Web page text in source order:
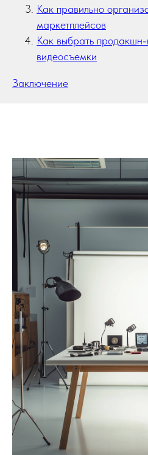
Как правильно
маркетплейсов
Как выбрать
видеосъемки
Заключение